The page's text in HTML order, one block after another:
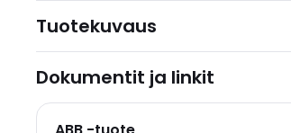
Tuotekuvaus
Dokumentit ja linkit